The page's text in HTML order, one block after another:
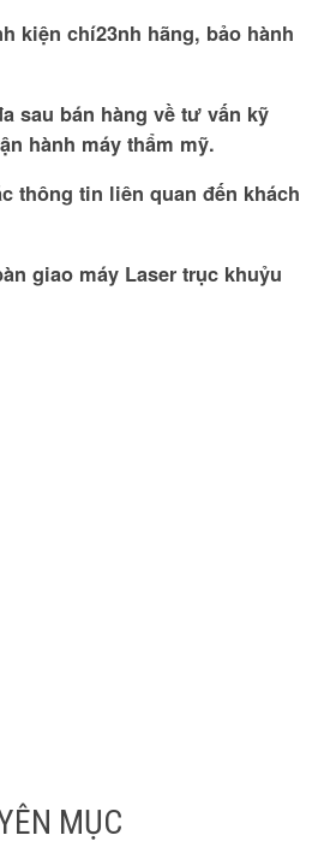
kiện chí23nh hãng, bảo hành
sau bán hàng về tư vấn kỹ
hành máy thẩm mỹ.
thông tin liên quan đến khách
giao máy Laser trục khuỷu
MỤC